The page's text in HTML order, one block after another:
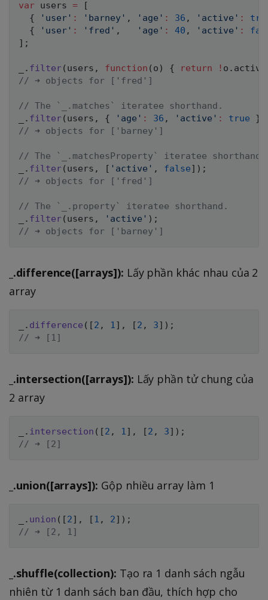
var users =
[
{
'user' : 'barney' , 'age' : 36 , 'active' :
{
'user' : 'fred' , 'age' : 40 , 'active' :
] ;
. filter( users , function ( o ) { return ! o . active
// ➜ objects for ['fred']
// The `_.matches` iteratee shorthand.
. filter( users , { 'age' : 36 , 'active' : true }
// ➜ objects for ['barney']
// The `_.matchesProperty` iteratee shorthand.
. filter( users , [ 'active' , false] ) ;
// ➜ objects for ['fred']
// The `_.property` iteratee shorthand.
. filter( users , 'active' ) ;
// ➜ objects for ['barney']
_.difference([arrays]): Lấy phần khác nhau của 2
array
. difference ( [2 , 1] , [2 , 3] ) ;
// ➜ [1]
_.intersection([arrays]): Lấy phần tử chung của
2 array
. intersection ( [2 , 1] , [2 , 3] ) ;
// ➜ [2]
_.union([arrays]): Gộp nhiều array làm 1
. union ( [2] , [ 1 , 2] ) ;
// ➜ [2, 1]
_.shuffle(collection): Tạo ra 1 danh sách ngẫu
nhiên từ 1 danh sách ban đầu, thích hợp cho